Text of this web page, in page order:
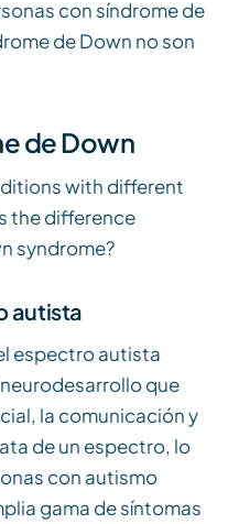
con síndrome de
de Down no son
de Down
with different
the difference
syndrome?
autista
espectro autista
que
la comunicación y
de un espectro, lo
con autismo
gama de síntomas